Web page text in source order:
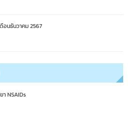
อนธันวาคม 2567
า NSAIDs